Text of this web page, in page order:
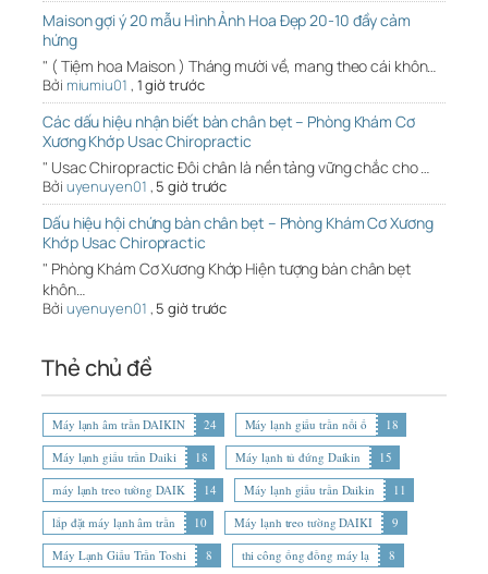
Maison gợi ý 20 mẫu Hình Ảnh Hoa Đẹp 20-10 đầy cảm
hứng
" ( Tiệm hoa Maison ) Tháng mười về, mang theo cái khôn…
Bởi miumiu01 , 1 giờ trước
Các dấu hiệu nhận biết bàn chân bẹt – Phòng Khám Cơ
Xương Khớp Usac Chiropractic
" Usac Chiropractic Đôi chân là nền tảng vững chắc cho …
Bởi uyenuyen01 , 5 giờ trước
Dấu hiệu hội chứng bàn chân bẹt – Phòng Khám Cơ Xương
Khớp Usac Chiropractic
" Phòng Khám Cơ Xương Khớp Hiện tượng bàn chân bẹt
khôn…
Bởi uyenuyen01 , 5 giờ trước
Thẻ chủ đề
Máy lạnh âm trần DAIKIN 24 Máy lạnh giấu trần nối ố
18
Máy lạnh giấu trần Daiki
18 Máy lạnh tủ đứng Daikin
15
máy lạnh treo tường DAIK
14 Máy lạnh giấu trần Daikin
11
lắp đặt máy lạnh âm trần
10 Máy lạnh treo tường DAIKI
9
Máy Lạnh Giấu Trần Toshi
8 thi công ống đồng máy lạ
8